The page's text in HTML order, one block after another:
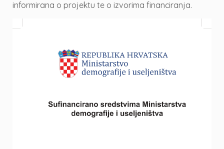
informirana o projektu te o izvorima financiranja.